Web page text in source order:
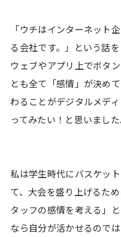
「ウチはインターネット
る会社です。」という話を
ウェブやアプリ上でボタ
とも全て「感情」が決め
わることがデジタルメデ
ってみたい！と思いました
私は学生時代にバスケッ
て、大会を盛り上げるた
タッフの感情を考える」
なら自分が活かせるので